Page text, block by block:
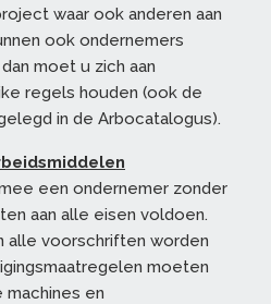
waar ook anderen aan
ook ondernemers
moet u zich aan
regels houden (ook de
in de Arbocatalogus).
een ondernemer zonder
aan alle eisen voldoen.
alle voorschriften worden
moeten
en